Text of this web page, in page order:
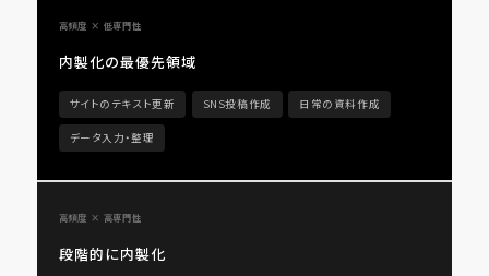
高頻度 × 低専門性
内製化の最優先領域
サイトのテキスト更新 SNS投稿作成 日常の資料作成
データ入力・整理
高頻度 × 高専門性
段階的に内製化